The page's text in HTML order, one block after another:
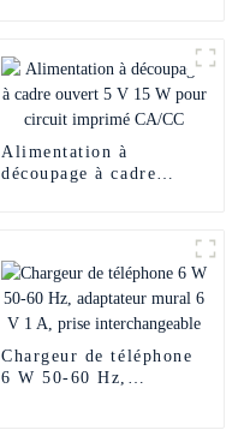
Alimentation à
découpage à cadre
Chargeur de téléphone
6 W 50-60 Hz,